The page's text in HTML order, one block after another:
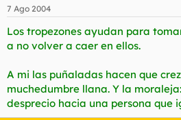
7 Ago 2004
Los tropezones ayudan para
a no volver a caer en ellos.
A mi las puñaladas hacen que
muchedumbre llana. Y la
desprecio hacia una persona que